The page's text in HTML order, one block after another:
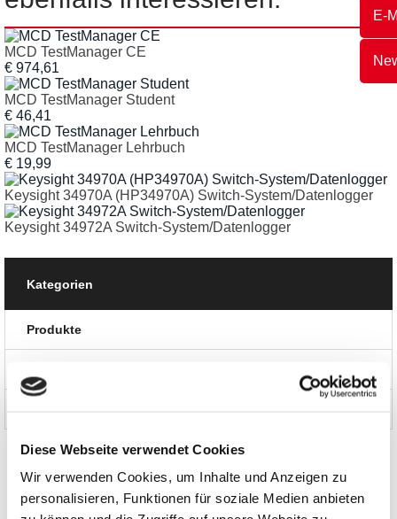
Diese Webseite verwendet Cookies
Wir verwenden Cookies, um Inhalte und Anzeigen zu
personalisieren, Funktionen für soziale Medien anbieten
E-
MCD TestManager CE
€ 974,61
MCD TestManager Student
€ 46,41
MCD TestManager Lehrbuch
€ 19,99
Keysight 34970A (HP34970A) Switch-System/Datenlogger
Keysight 34972A Switch-System/Datenlogger
Kategorien
Produkte